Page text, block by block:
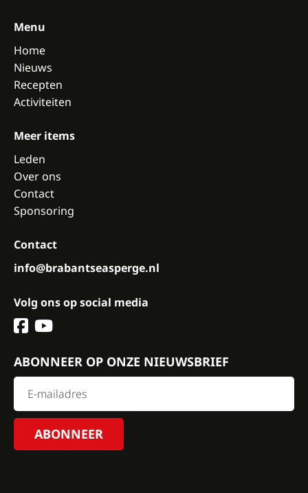
Menu
Home
Nieuws
Recepten
Activiteiten
Meer items
Leden
Over ons
Contact
Sponsoring
Contact
info@brabantseasperge.nl
Volg ons op social media
ABONNEER OP ONZE NIEUWSBRIEF